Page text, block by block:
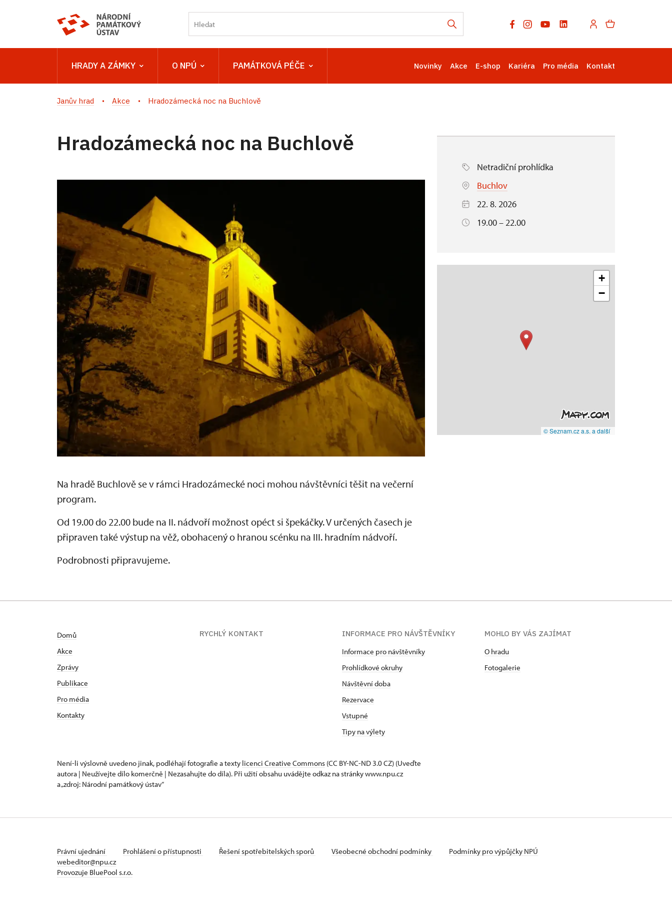
HRADY A ZÁMKY O NPÚ PAMÁTKOVÁ PÉČE Novinky Akce E-shop Kariéra Pro média Kontakt
Janův hrad Akce Hradozámecká noc na Buchlově
Hradozámecká noc na Buchlově
Na hradě Buchlově se v rámci Hradozámecké noci mohou návštěvníci těšit na večerní
program.
Od 19.00 do 22.00 bude na II. nádvoří možnost opéct si špekáčky. V určených časech je
připraven také výstup na věž, obohacený o hranou scénku na III. hradním nádvoří.
Podrobnosti připravujeme.
Netradiční prohlídka
Buchlov
22. 8. 2026
19.00 – 22.00
+
−
© Seznam.cz a.s. a další
Domů
Akce
Zprávy
Publikace
Pro média
Kontakty
RYCHLÝ KONTAKT
INFORMACE PRO NÁVŠTĚVNÍKY
Informace pro návštěvníky
Prohlídkové okruhy
Návštěvní doba
Rezervace
Vstupné
Tipy na výlety
MOHLO BY VÁS ZAJÍMAT
O hradu
Fotogalerie
Není-li výslovně uvedeno jinak, podléhají fotografie a texty licenci Creative Commons (CC BY-NC-ND 3.0 CZ) (Uveďte
autora | Neužívejte dílo komerčně | Nezasahujte do díla). Při užití obsahu uvádějte odkaz na stránky www.npu.cz
a „zdroj: Národní památkový ústav“
Právní ujednání Prohlášení o přístupnosti Řešení spotřebitelských sporů Všeobecné obchodní podmínky
Podmínky pro výpůjčky NPÚ
webeditor@npu.cz
Provozuje BluePool s.r.o.